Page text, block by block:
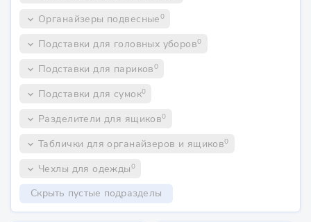
keyboard_arrow_down Органайзеры подвесные0
keyboard_arrow_down Подставки для головных уборов0
keyboard_arrow_down Подставки для париков0
keyboard_arrow_down Подставки для сумок0
keyboard_arrow_down Разделители для ящиков0
keyboard_arrow_down Таблички для органайзеров и ящиков0
keyboard_arrow_down Чехлы для одежды0
Скрыть пустые подразделы